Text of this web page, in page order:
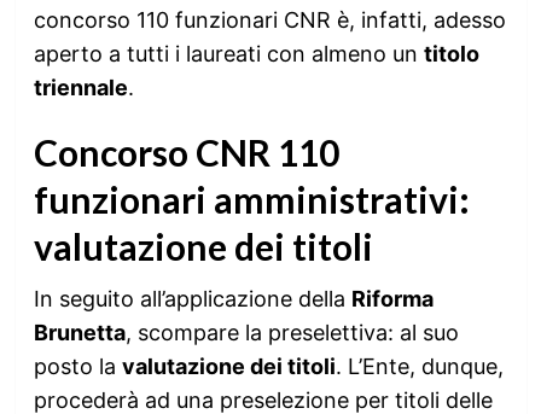
concorso 110 funzionari CNR è, infatti, adesso
aperto a tutti i laureati con almeno un titolo
triennale.
Concorso CNR 110
funzionari amministrativi:
valutazione dei titoli
In seguito all’applicazione della Riforma
Brunetta, scompare la preselettiva: al suo
posto la valutazione dei titoli. L’Ente, dunque,
procederà ad una preselezione per titoli delle